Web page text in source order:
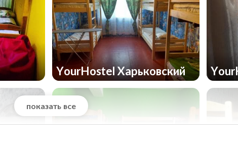
YourHostel Харьковский
показать все